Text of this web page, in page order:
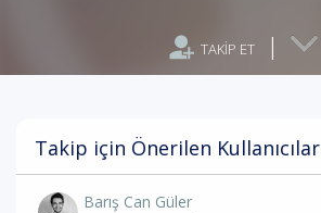
TAKİP ET |
Takip için Önerilen Kullanıcılar
Barış Can Güler